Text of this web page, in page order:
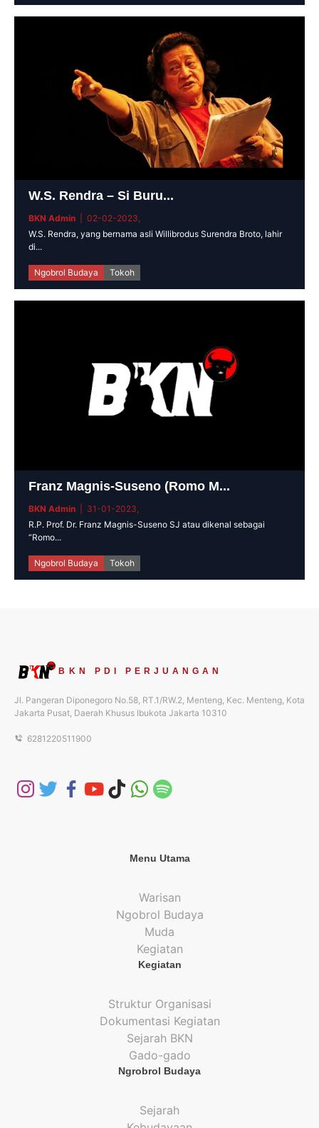
W.S. Rendra – Si Buru...
BKN Admin | 02-02-2023,
W.S. Rendra, yang bernama asli Willibrodus Surendra Broto, lahir
di...
Ngobrol Budaya Tokoh
Franz Magnis-Suseno (Romo M...
BKN Admin | 31-01-2023,
R.P. Prof. Dr. Franz Magnis-Suseno SJ atau dikenal sebagai
“Romo...
Ngobrol Budaya Tokoh
BKN PDI PERJUANGAN
Jl. Pangeran Diponegoro No.58, RT.1/RW.2, Menteng, Kec. Menteng, Kota
Jakarta Pusat, Daerah Khusus Ibukota Jakarta 10310
6281220511900
Menu Utama
Warisan
Ngobrol Budaya
Muda
Kegiatan
Kegiatan
Struktur Organisasi
Dokumentasi Kegiatan
Sejarah BKN
Gado-gado
Ngrobrol Budaya
Sejarah